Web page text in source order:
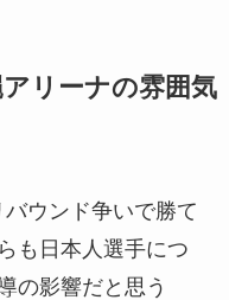
リーナの雰囲気
ウンド争いで勝て
も日本人選手につ
の影響だと思う